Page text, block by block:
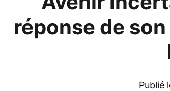
réponse de
Publié